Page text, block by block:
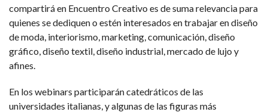
compartirá en Encuentro Creativo es de suma relevancia para
quienes se dediquen o estén interesados en trabajar en diseño
de moda, interiorismo, marketing, comunicación, diseño
gráfico, diseño textil, diseño industrial, mercado de lujo y
afines.
En los webinars participarán catedráticos de las
universidades italianas, y algunas de las figuras más